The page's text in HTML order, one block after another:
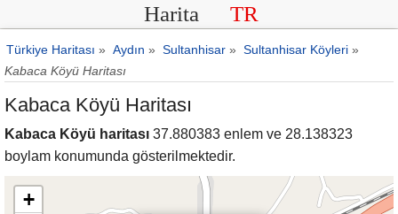
Harita TR
Türkiye Haritası » Aydın » Sultanhisar » Sultanhisar Köyleri »
Kabaca Köyü Haritası
Kabaca Köyü Haritası
Kabaca Köyü haritası 37.880383 enlem ve 28.138323
boylam konumunda gösterilmektedir.
+